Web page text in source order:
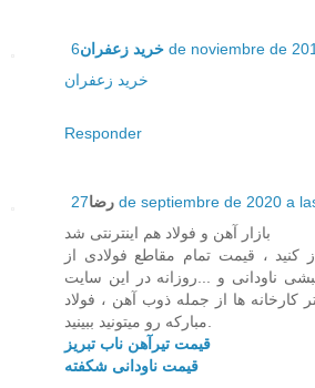
خرید زعفران 6 de noviembre de
خرید زعفران
Responder
رضا 27 de septiembre de 2020 a
بازار آهن و فولاد هم اینترنتی شد
، قیمت تمام مقاطع فولادی از
ناودانی و ...روزانه در این سایت
کارخانه ها از جمله ذوب آهن ، فولاد
مبارکه رو میتونید ببینید.
قیمت تیرآهن ناب تبریز
قیمت ناودانی شکفته